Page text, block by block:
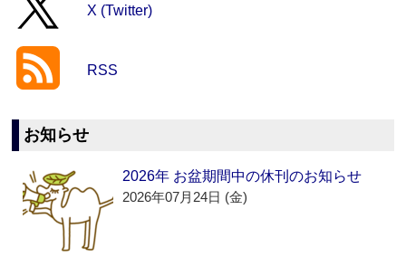
X (Twitter)
RSS
お知らせ
2026年 お盆期間中の休刊のお知らせ
2026年07月24日 (金)